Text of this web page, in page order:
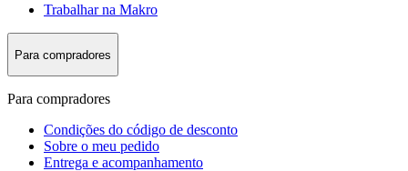
Trabalhar na Makro
Para compradores
Para compradores
Condições do código de desconto
Sobre o meu pedido
Entrega e acompanhamento